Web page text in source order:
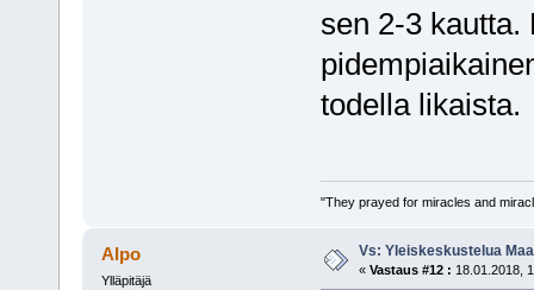
sen 2-3 kautta.
todella likaista.
"They prayed for miracles and
Alpo
Ylläpitäjä
Vs: Yleiskeskustelua
« Vastaus #12 : 18.01.2018,